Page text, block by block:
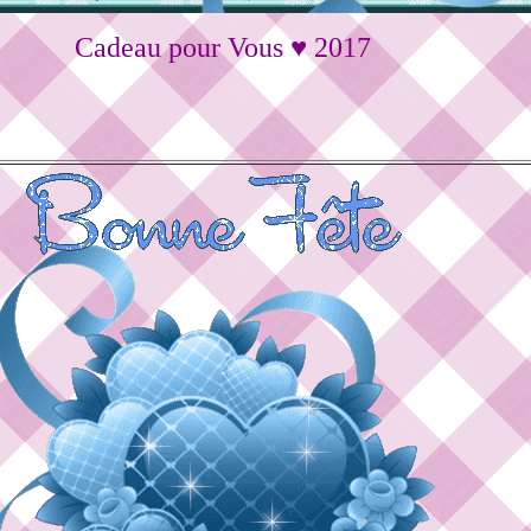
Cadeau pour Vous ♥ 2017